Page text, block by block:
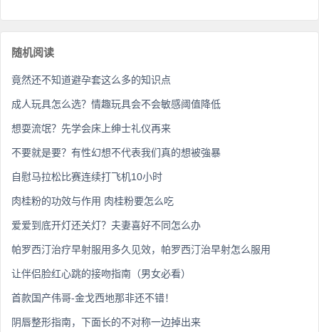
随机阅读
竟然还不知道避孕套这么多的知识点
成人玩具怎么选？情趣玩具会不会敏感阈值降低
想耍流氓？先学会床上绅士礼仪再来
不要就是要？有性幻想不代表我们真的想被強暴
自慰马拉松比赛连续打飞机10小时
肉桂粉的功效与作用 肉桂粉要怎么吃
爱爱到底开灯还关灯？夫妻喜好不同怎么办
帕罗西汀治疗早射服用多久见效，帕罗西汀治早射怎么服用
让伴侣脸红心跳的接吻指南（男女必看）
首款国产伟哥-金戈西地那非还不错！
阴唇整形指南，下面长的不对称一边掉出来